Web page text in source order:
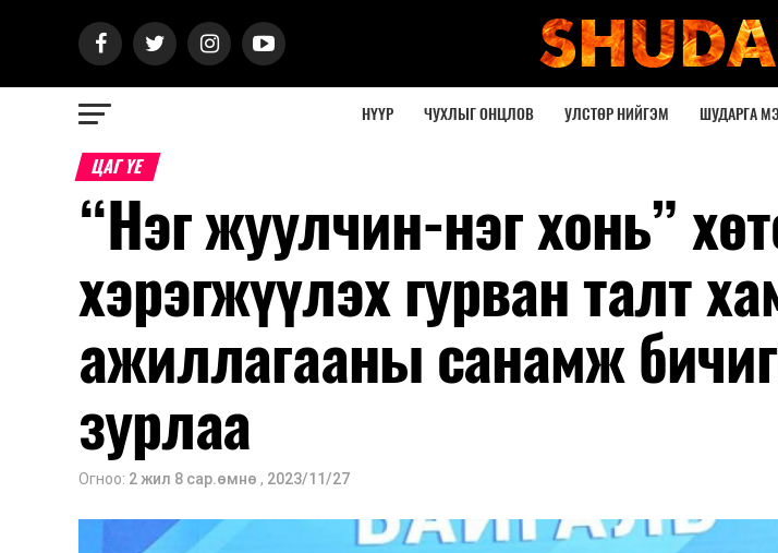
НҮҮР ЧУХЛЫГ ОНЦЛОВ УЛСТӨР НИЙГЭМ ШУДАРГА
ЦАГ ҮЕ
“Нэг жуулчин-нэг хонь”
хэрэгжүүлэх гурван талт
ажиллагааны санамж
зурлаа
Огноо: 2 жил 8 сар.өмнө , 2023/11/27